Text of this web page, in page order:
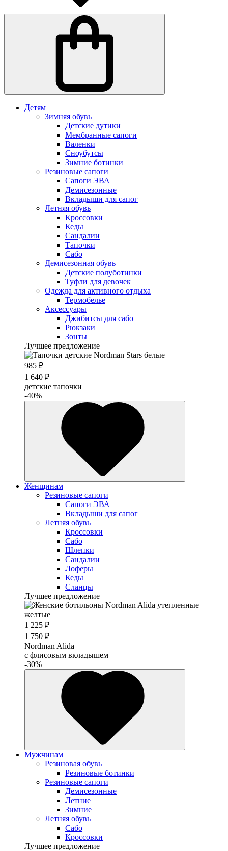
Детям
Зимняя обувь
Детские дутики
Мембранные сапоги
Валенки
Сноубутсы
Зимние ботинки
Резиновые сапоги
Сапоги ЭВА
Демисезонные
Вкладыши для сапог
Летняя обувь
Кроссовки
Кеды
Сандалии
Тапочки
Сабо
Демисезонная обувь
Детские полуботинки
Туфли для девочек
Одежда для активного отдыха
Термобелье
Аксессуары
Джибитсы для сабо
Рюкзаки
Зонты
Лучшее предложение
985 ₽
1 640 ₽
детские тапочки
-40%
Женщинам
Резиновые сапоги
Cапоги ЭВА
Вкладыши для сапог
Летняя обувь
Кроссовки
Сабо
Шлепки
Сандалии
Лоферы
Кеды
Сланцы
Лучшее предложение
1 225 ₽
1 750 ₽
Nordman Alida
с флисовым вкладышем
-30%
Мужчинам
Резиновая обувь
Резиновые ботинки
Резиновые сапоги
Демисезонные
Летние
Зимние
Летняя обувь
Сабо
Кроссовки
Лучшее предложение